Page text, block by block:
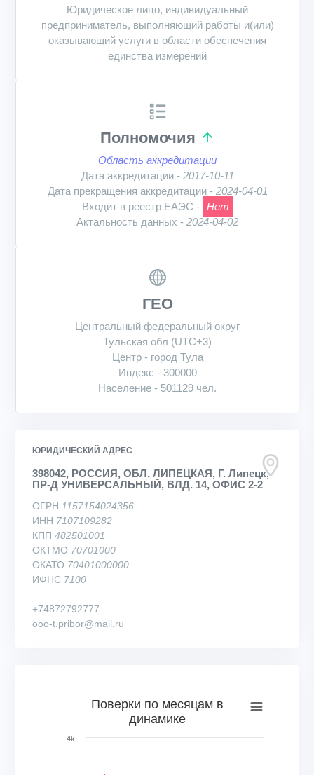
Юридическое лицо, индивидуальный
предприниматель, выполняющий работы и(или)
оказывающий услуги в области обеспечения
единства измерений
Полномочия
Область аккредитации
Дата аккредитации - 2017-10-11
Дата прекращения аккредитации - 2024-04-01
Входит в реестр ЕАЭС - Нет
Актальность данных - 2024-04-02
ГЕО
Центральный федеральный округ
Тульская обл (UTC+3)
Центр - город Тула
Индекс - 300000
Население - 501129 чел.
ЮРИДИЧЕСКИЙ АДРЕС
398042, РОССИЯ, ОБЛ. ЛИПЕЦКАЯ, Г. Липецк,
ПР-Д УНИВЕРСАЛЬНЫЙ, ВЛД. 14, ОФИС 2-2
ОГРН 1157154024356
ИНН 7107109282
КПП 482501001
ОКТМО 70701000
ОКАТО 70401000000
ИФНС 7100
+74872792777
ooo-t.pribor@mail.ru
Bar chart with 72 bars.
View as data table, Поверки по месяцам в динамике
The chart has 1 Y axis displaying Кол-во поверок, шт..
Поверки по месяцам в
динамике
4k